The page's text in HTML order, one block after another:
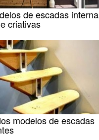
de escadas interna
criativas
modelos de escadas